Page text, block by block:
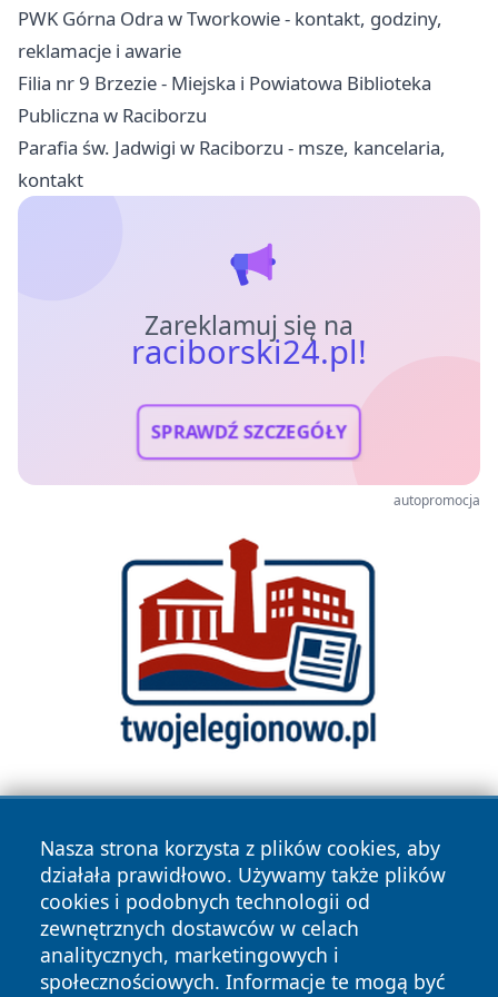
PWK Górna Odra w Tworkowie - kontakt, godziny,
reklamacje i awarie
Filia nr 9 Brzezie - Miejska i Powiatowa Biblioteka
Publiczna w Raciborzu
Parafia św. Jadwigi w Raciborzu - msze, kancelaria,
kontakt
Zareklamuj się na
raciborski24.pl!
SPRAWDŹ SZCZEGÓŁY
autopromocja
Nasza strona korzysta z plików cookies, aby
działała prawidłowo. Używamy także plików
cookies i podobnych technologii od
zewnętrznych dostawców w celach
analitycznych, marketingowych i
społecznościowych. Informacje te mogą być
Copyright © 2026 raciborski24.pl Wszystkie prawa
zastrzeżone.